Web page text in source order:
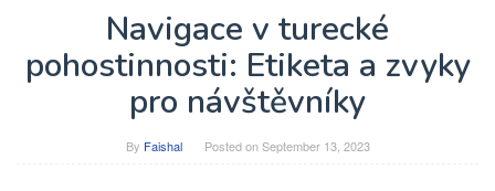
Navigace v turecké
pohostinnosti: Etiketa a zvyky
pro návštěvníky
By Faishal Posted onSeptember 13, 2023